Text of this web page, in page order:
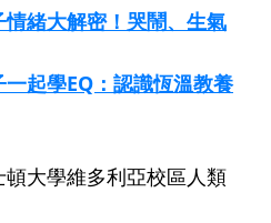
緒大解密！哭鬧、生氣
起學EQ：認識恆溫教養
大學維多利亞校區人類